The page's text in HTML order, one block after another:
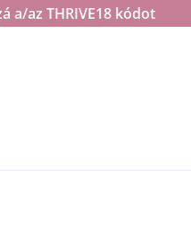
a/az THRIVE18 kódot